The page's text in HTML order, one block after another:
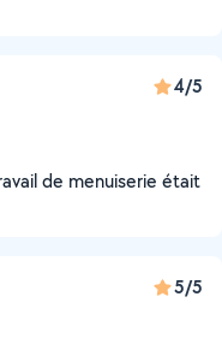
4/5
de menuiserie était
5/5